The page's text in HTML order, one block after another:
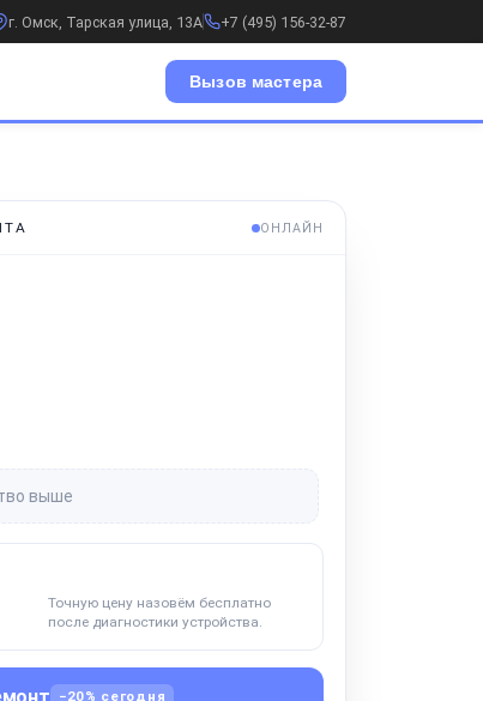
г. Омск, Тарская улица, 13А +7 (495) 156-32-87
Вызов мастера
ОНЛАЙН
выше
Точную цену назовём бесплатно
после диагностики устройства.
−20% сегодня